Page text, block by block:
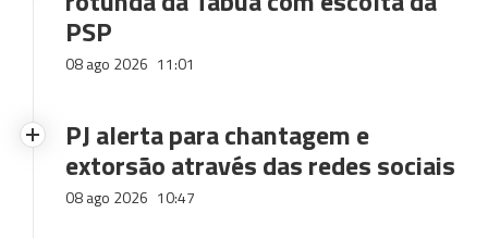
PSP
08 ago 2026 11:01
PJ alerta para chantagem e
extorsão através das redes sociais
08 ago 2026 10:47